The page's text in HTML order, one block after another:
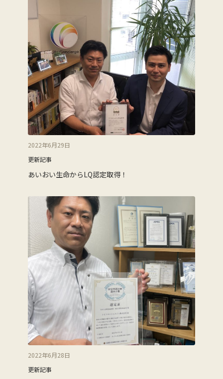
2022年6月29日
更新記事
あいおい生命からLQ認定取得！
2022年6月28日
更新記事